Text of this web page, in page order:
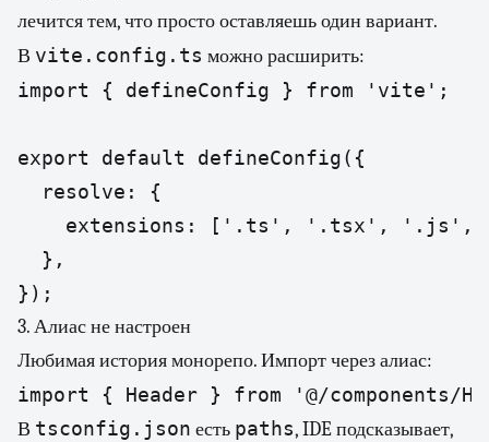
лечится тем, что просто оставляешь один вариант.
В vite.config.ts можно расширить:
import { defineConfig } from 'vite';
export default defineConfig({
  resolve: {
extensions: ['.ts', '.tsx', '.js',
  },
});
3. Алиас не настроен
Любимая история монорепо. Импорт через алиас:
import { Header } from '@/components/
В tsconfig.json есть paths, IDE подсказывает,